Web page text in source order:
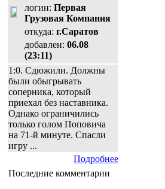
логин: Первая
Грузовая Компания
откуда: г.Саратов
добавлен: 06.08
(23:11)
1:0. Сдюжили. Должны
были обыгрывать
соперника, который
приехал без наставника.
Однако ограничились
только голом Поповича
на 71-й минуте. Спасли
игру ...
Подробнее
Последние комментарии